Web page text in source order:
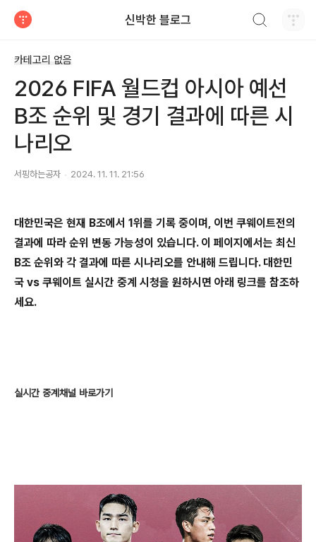
신박한 블로그
카테고리 없음
2026 FIFA 월드컵 아시아 예선
B조 순위 및 경기 결과에 따른 시
나리오
서핑하는공자 2024. 11. 11. 21:56
대한민국은 현재 B조에서 1위를 기록 중이며, 이번 쿠웨이트전의
결과에 따라 순위 변동 가능성이 있습니다. 이 페이지에서는 최신
B조 순위와 각 결과에 따른 시나리오를 안내해 드립니다. 대한민
국 vs 쿠웨이트 실시간 중계 시청을 원하시면 아래 링크를 참조하
세요.
실시간 중계채널 바로가기